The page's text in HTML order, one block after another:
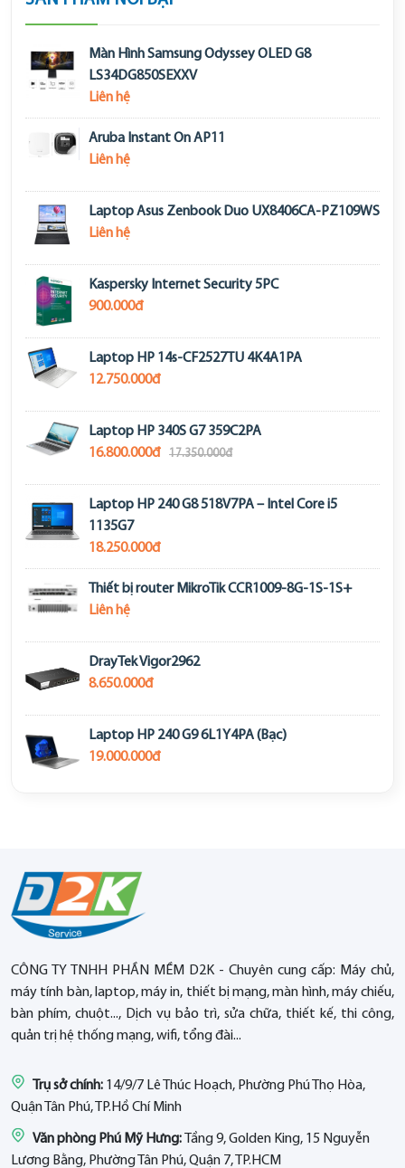
Màn Hình Samsung Odyssey OLED G8
LS34DG850SEXXV
Liên hệ
Aruba Instant On AP11
Liên hệ
Laptop Asus Zenbook Duo UX8406CA-PZ109WS
Liên hệ
Kaspersky Internet Security 5PC
900.000đ
Laptop HP 14s-CF2527TU 4K4A1PA
12.750.000đ
Laptop HP 340S G7 359C2PA
16.800.000đ
17.350.000đ
Laptop HP 240 G8 518V7PA – Intel Core i5
1135G7
18.250.000đ
Thiết bị router MikroTik CCR1009-8G-1S-1S+
Liên hệ
DrayTek Vigor2962
8.650.000đ
Laptop HP 240 G9 6L1Y4PA (Bạc)
19.000.000đ
CÔNG TY TNHH PHẦN MỀM D2K - Chuyên cung cấp: Máy chủ,
máy tính bàn, laptop, máy in, thiết bị mạng, màn hình, máy chiếu,
bàn phím, chuột..., Dịch vụ bảo trì, sửa chữa, thiết kế, thi công,
quản trị hệ thống mạng, wifi, tổng đài...
Trụ sở chính: 14/9/7 Lê Thúc Hoạch, Phường Phú Thọ Hòa,
Quận Tân Phú, TP.Hồ Chí Minh
Văn phòng Phú Mỹ Hưng:Tầng 9, Golden King, 15 Nguyễn
Lương Bằng, Phường Tân Phú, Quận 7, TP.HCM